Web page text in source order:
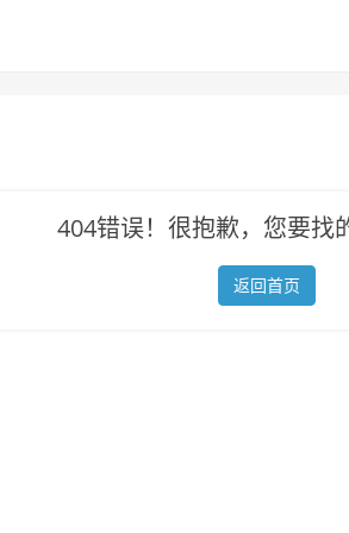
404错误！很抱歉，您要找
返回首页